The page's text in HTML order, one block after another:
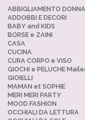
ABBIGLIAMENTO DONNA
ADDOBBI E DECORI
BABY and KIDS
BORSE e ZAINI
CASA
CUCINA
CURA CORPO e VISO
GIOCHI e PELUCHE
GIOIELLI
MAMAN et SOPHIE
MERI MERI PARTY
MOOD FASHION
OCCHIALI DA LETTURA